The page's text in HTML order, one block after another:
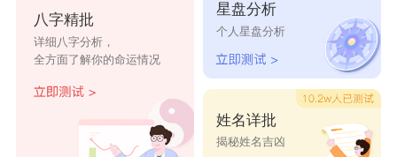
往事寄与西风 萌萌的小仙女
到瑶瑶怀里来
努力爱 斟满千杯酒 沧桑素面
八字精批
详细八字分析，
全方面了解你的命运情况
星盘分析
个人星盘分析
姓名详批
揭秘姓名吉凶